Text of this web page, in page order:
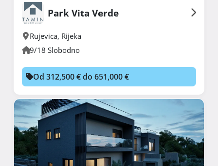
Park Vita Verde
Rujevica, Rijeka
9/18 Slobodno
Od 312,500 € do 651,000 €